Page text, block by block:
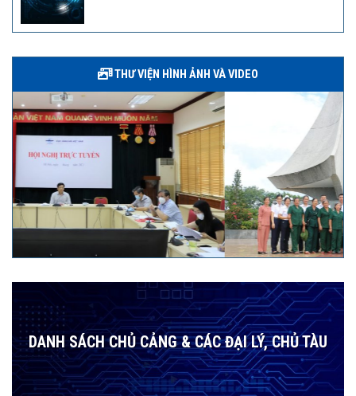
THƯ VIỆN HÌNH ẢNH VÀ VIDEO
DANH SÁCH CHỦ CẢNG & CÁC ĐẠI LÝ, CHỦ TÀU